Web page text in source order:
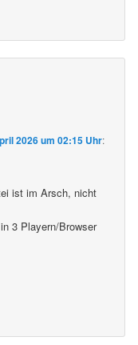
2026 um 02:15 Uhr:
ist im Arsch, nicht
3 Playern/Browser